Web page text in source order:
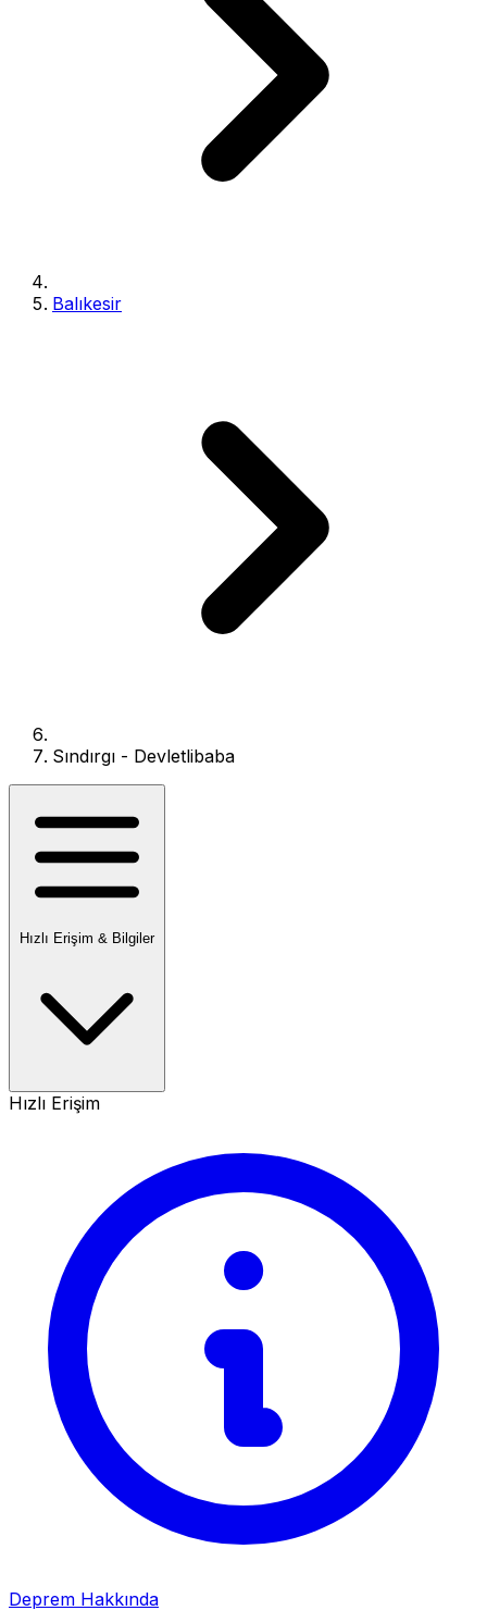
Balıkesir
Sındırgı - Devletlibaba
Hızlı Erişim & Bilgiler
Hızlı Erişim
Deprem Hakkında